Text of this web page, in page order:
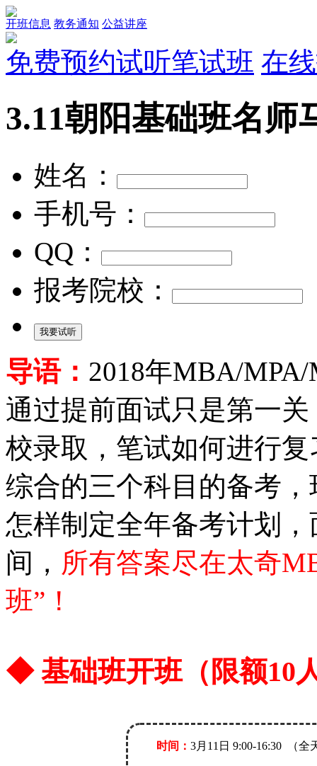
开班信息 教务通知 公益讲座
免费预约试听笔试班 在
3.11朝阳基础班名师
姓名：
手机号：
QQ：
报考院校：
导语： 2018年MBA/
通过提前面试只是第一
校录取，笔试如何进行
综合的三个科目的备考
怎样制定全年备考计划
间， 所有答案尽在太奇
班”！
◆ 基础班开班（限额10
时间： 3月11日 9:00-16:30 （全